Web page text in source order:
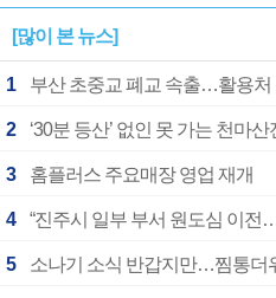
[많이 본 뉴스]
1 부산 초중교 폐교 속출…활용처
2 ‘30분 등산’ 없인 못 가는 천마
3 홈플러스 주요매장 영업 재개
4 “진주시 일부 부서 원도심 이전
5 소나기 소식 반갑지만…찜통더